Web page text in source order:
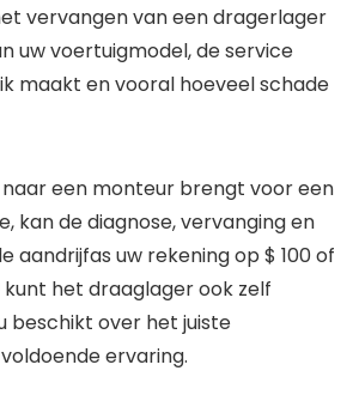
vervangen van een dragerlager
uw voertuigmodel, de service
maakt en vooral hoeveel schade
naar een monteur brengt voor een
kan de diagnose, vervanging en
aandrijfas uw rekening op $ 100 of
kunt het draaglager ook zelf
beschikt over het juiste
ervaring.